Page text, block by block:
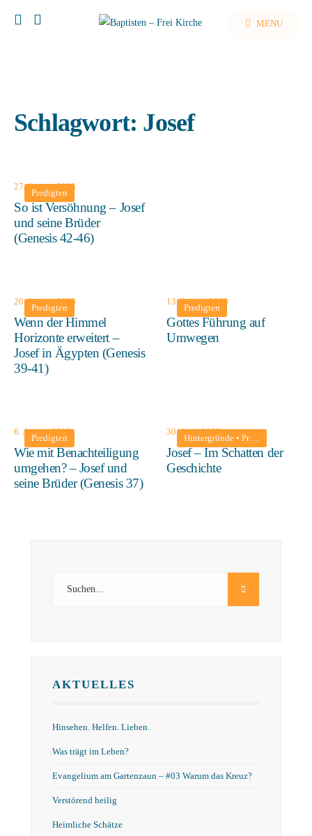
MENU
Schlagwort: Josef
Predigten
27. August 2023
So ist Versöhnung – Josef
und seine Brüder
(Genesis 42-46)
Predigten
20. August 2023
Wenn der Himmel
Horizonte erweitert –
Josef in Ägypten (Genesis
39-41)
Predigten
13. August 2023
Gottes Führung auf
Umwegen
Predigten
6. August 2023
Wie mit Benachteiligung
umgehen? – Josef und
seine Brüder (Genesis 37)
Hintergründe • Predigten
30. April 2023
Josef – Im Schatten der
Geschichte
AKTUELLES
Hinsehen. Helfen. Lieben.
Was trägt im Leben?
Evangelium am Gartenzaun – #03 Warum das Kreuz?
Verstörend heilig
Heimliche Schätze